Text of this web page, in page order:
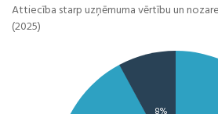
Attiecība starp uzņēmuma vērtību un
(2025)